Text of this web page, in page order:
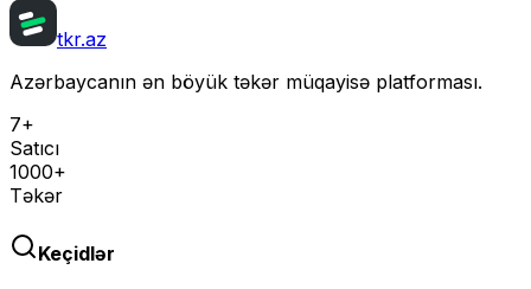
tkr.az
Azərbaycanın ən böyük təkər müqayisə platforması.
7+
Satıcı
1000+
Təkər
Keçidlər